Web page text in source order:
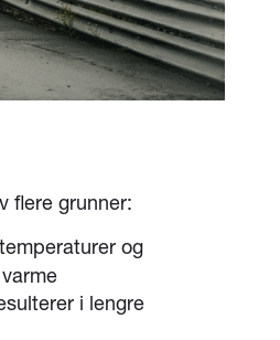
flere grunner:
og
i lengre